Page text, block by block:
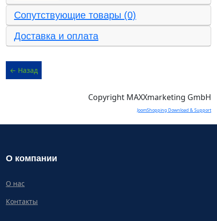
Сопутствующие товары (0)
Доставка и оплата
Copyright MAXXmarketing GmbH
JoomShopping Download & Support
О компании
О нас
Контакты